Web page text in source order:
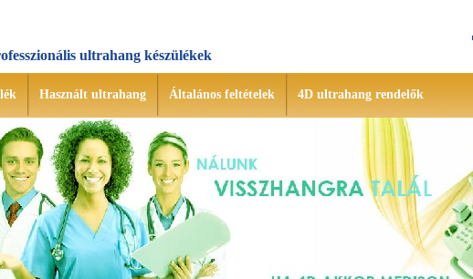
ultrahang készülékek
Használt ultrahang Általános feltételek 4D ultrahang rendelők